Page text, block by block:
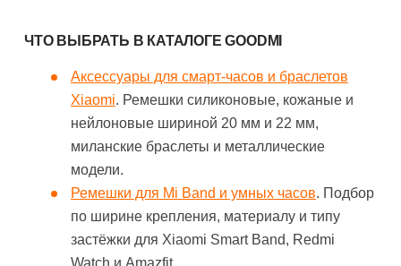
ЧТО ВЫБРАТЬ В КАТАЛОГЕ GOODMI
Аксессуары для смарт-часов и браслетов
Xiaomi. Ремешки силиконовые, кожаные и
нейлоновые шириной 20 мм и 22 мм,
миланские браслеты и металлические
модели.
Ремешки для Mi Band и умных часов. Подбор
по ширине крепления, материалу и типу
застёжки для Xiaomi Smart Band, Redmi